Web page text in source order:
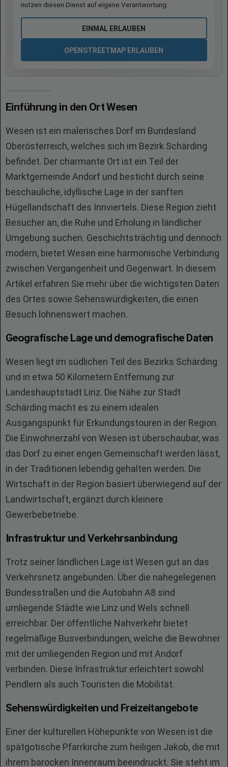
nutzen diesen Dienst auf eigene Verantwortung.
EINMAL ERLAUBEN
OPENSTREETMAP ERLAUBEN
Einführung in den Ort Wesen
Wesen ist ein malerisches Dorf im Bundesland
Oberösterreich, welches sich im Bezirk Schärding
befindet. Der charmante Ort ist ein Teil der
Marktgemeinde Andorf und besticht durch seine
beschauliche, idyllische Lage in der sanften
Hügellandschaft des Innviertels. Diese Region zieht
Besucher an, die Ruhe und Erholung in ländlicher
Umgebung suchen. Geschichtsträchtig und dennoch
modern, bietet Wesen eine harmonische Verbindung
zwischen Vergangenheit und Gegenwart. In diesem
Artikel erfahren Sie mehr über die wichtigsten Daten
des Ortes sowie Sehenswürdigkeiten, die einen
Besuch lohnenswert machen.
Geografische Lage und demografische Daten
Wesen liegt im südlichen Teil des Bezirks Schärding
und in etwa 50 Kilometern Entfernung zur
Landeshauptstadt Linz. Die Nähe zur Stadt
Schärding macht es zu einem idealen
Ausgangspunkt für Erkundungstouren in der Region.
Die Einwohnerzahl von Wesen ist überschaubar, was
das Dorf zu einer engen Gemeinschaft werden lässt,
in der Traditionen lebendig gehalten werden. Die
Wirtschaft in der Region basiert überwiegend auf der
Landwirtschaft, ergänzt durch kleinere
Gewerbebetriebe.
Infrastruktur und Verkehrsanbindung
Trotz seiner ländlichen Lage ist Wesen gut an das
Verkehrsnetz angebunden. Über die nahegelegenen
Bundesstraßen und die Autobahn A8 sind
umliegende Städte wie Linz und Wels schnell
erreichbar. Der öffentliche Nahverkehr bietet
regelmäßige Busverbindungen, welche die Bewohner
mit der umliegenden Region und mit Andorf
verbinden. Diese Infrastruktur erleichtert sowohl
Pendlern als auch Touristen die Mobilität.
Sehenswürdigkeiten und Freizeitangebote
Einer der kulturellen Höhepunkte von Wesen ist die
spätgotische Pfarrkirche zum heiligen Jakob, die mit
ihrem barocken Innenraum beeindruckt. Sie steht im